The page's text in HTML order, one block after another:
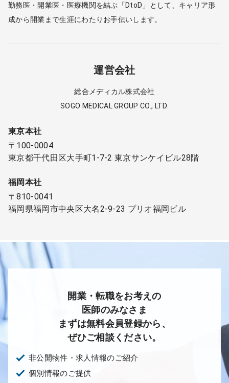
勤務医・開業医・医療機関を結ぶ「DtoD」として、キャリア形
成から開業まで生涯にわたりお手伝いします。
運営会社
総合メディカル株式会社
SOGO MEDICAL GROUP CO., LTD.
東京本社
〒100-0004
東京都千代田区大手町1-7-2 東京サンケイビル28階
福岡本社
〒810-0041
福岡県福岡市中央区大名2-9-23 プリオ福岡ビル
開業・転職をお考えの
医師のみなさま
まずは無料会員登録から、
ぜひご相談ください。
非公開物件・求人情報のご紹介
個別情報のご提供